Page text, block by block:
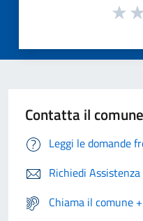
Contatta il comune
Leggi le domande
Richiedi Assistenza
Chiama il comune